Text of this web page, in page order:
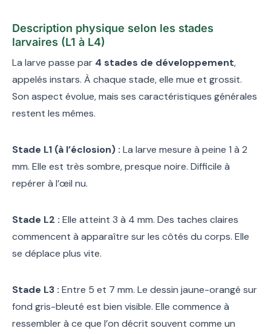
Description physique selon les stades
larvaires (L1 à L4)
La larve passe par 4 stades de développement,
appelés instars. À chaque stade, elle mue et grossit.
Son aspect évolue, mais ses caractéristiques générales
restent les mêmes.
Stade L1 (à l’éclosion) : La larve mesure à peine 1 à 2
mm. Elle est très sombre, presque noire. Difficile à
repérer à l’œil nu.
Stade L2 : Elle atteint 3 à 4 mm. Des taches claires
commencent à apparaître sur les côtés du corps. Elle
se déplace plus vite.
Stade L3 : Entre 5 et 7 mm. Le dessin jaune-orangé sur
fond gris-bleuté est bien visible. Elle commence à
ressembler à ce que l’on décrit souvent comme un